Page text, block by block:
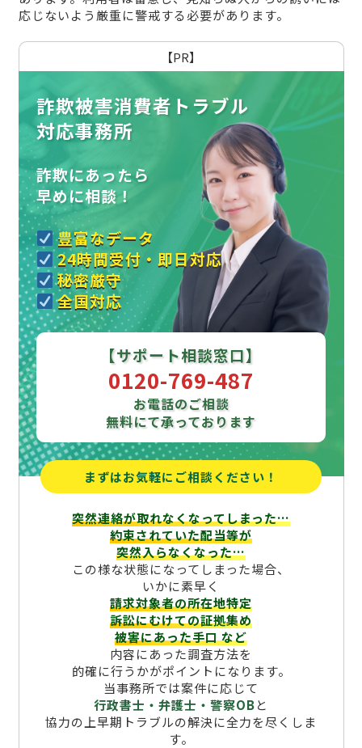
応じないよう厳重に警戒する必要があります。
【PR】
詐欺被害消費者トラブル
対応事務所
詐欺にあったら
早めに相談！
豊富なデータ
24時間受付・即日対応
秘密厳守
全国対応
【サポート相談窓口】
0120-769-487
お電話のご相談
無料にて承っております
まずはお気軽にご相談ください！
突然連絡が取れなくなってしまった…
約束されていた配当等が
突然入らなくなった…
この様な状態になってしまった場合、
いかに素早く
請求対象者の所在地特定
訴訟にむけての証拠集め
被害にあった手口など
内容にあった調査方法を
的確に行うかがポイントになります。
当事務所では案件に応じて
行政書士・弁護士・警察OBと
協力の上早期トラブルの解決に全力を尽くしま
す。